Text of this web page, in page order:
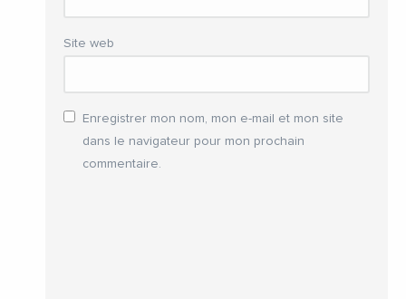
Site web
Enregistrer mon nom, mon e-mail et mon site
dans le navigateur pour mon prochain
commentaire.